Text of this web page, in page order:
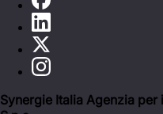
Synergie Italia Agenzia per